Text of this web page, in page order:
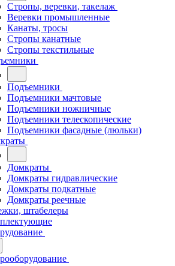
Стропы, веревки, такелаж
Веревки промышленные
Канаты, тросы
Стропы канатные
Стропы текстильные
Подъемники
Подъемники мачтовые
Подъемники ножничные
Подъемники телескопические
Подъемники фасадные (люльки)
Домкраты
Домкраты гидравлические
Домкраты подкатные
Домкраты реечные
штабелеры